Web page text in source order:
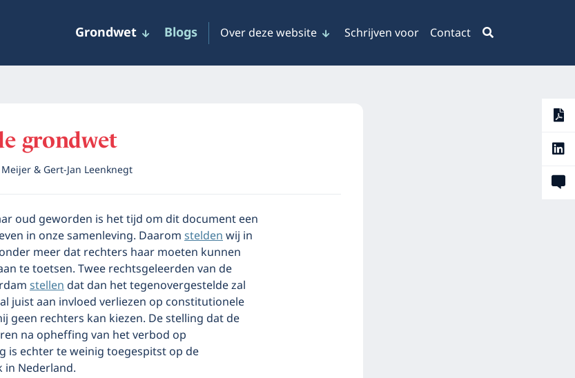
Grondwet Blogs Over deze website Schrijven voor Contact
grondwet
& Gert-Jan Leenknegt
oud geworden is het tijd om dit document een
in onze samenleving. Daaromsteldenwij in
meer dat rechters haar moeten kunnen
te toetsen. Twee rechtsgeleerden van de
stellendat dan het tegenovergestelde zal
juist aan invloed verliezen op constitutionele
geen rechters kan kiezen. De stelling dat de
na opheffing van het verbod op
is echter te weinig toegespitst op de
Nederland.